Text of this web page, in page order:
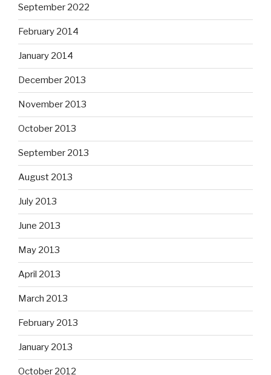
September 2022
February 2014
January 2014
December 2013
November 2013
October 2013
September 2013
August 2013
July 2013
June 2013
May 2013
April 2013
March 2013
February 2013
January 2013
October 2012